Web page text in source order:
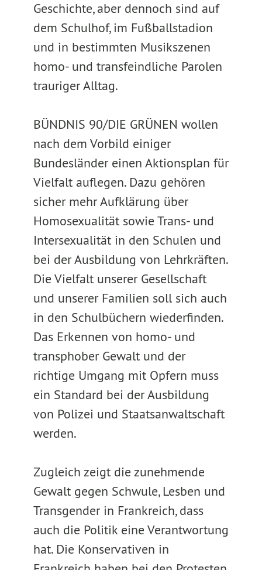
Geschichte, aber dennoch sind auf
dem Schulhof, im Fußballstadion
und in bestimmten Musikszenen
homo- und transfeindliche Parolen
trauriger Alltag.
BÜNDNIS 90/DIE GRÜNEN wollen
nach dem Vorbild einiger
Bundesländer einen Aktionsplan für
Vielfalt auflegen. Dazu gehören
sicher mehr Aufklärung über
Homosexualität sowie Trans- und
Intersexualität in den Schulen und
bei der Ausbildung von Lehrkräften.
Die Vielfalt unserer Gesellschaft
und unserer Familien soll sich auch
in den Schulbüchern wiederfinden.
Das Erkennen von homo- und
transphober Gewalt und der
richtige Umgang mit Opfern muss
ein Standard bei der Ausbildung
von Polizei und Staatsanwaltschaft
werden.
Zugleich zeigt die zunehmende
Gewalt gegen Schwule, Lesben und
Transgender in Frankreich, dass
auch die Politik eine Verantwortung
hat. Die Konservativen in